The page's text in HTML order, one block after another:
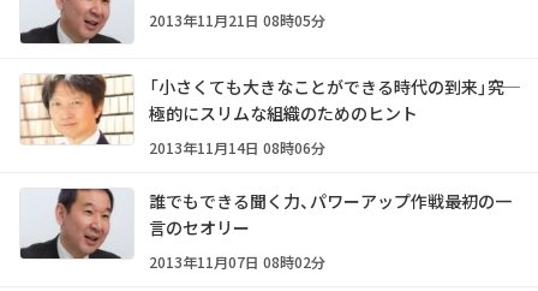
2013年11月21日 08時05分
「小さくても大きなことができる時代の到来」――究
極的にスリムな組織のためのヒント
2013年11月14日 08時06分
誰でもできる聞く力、パワーアップ作戦――最初の一
言のセオリー
2013年11月07日 08時02分